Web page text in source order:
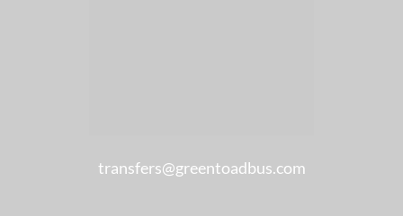
transfers@greentoadbus.com